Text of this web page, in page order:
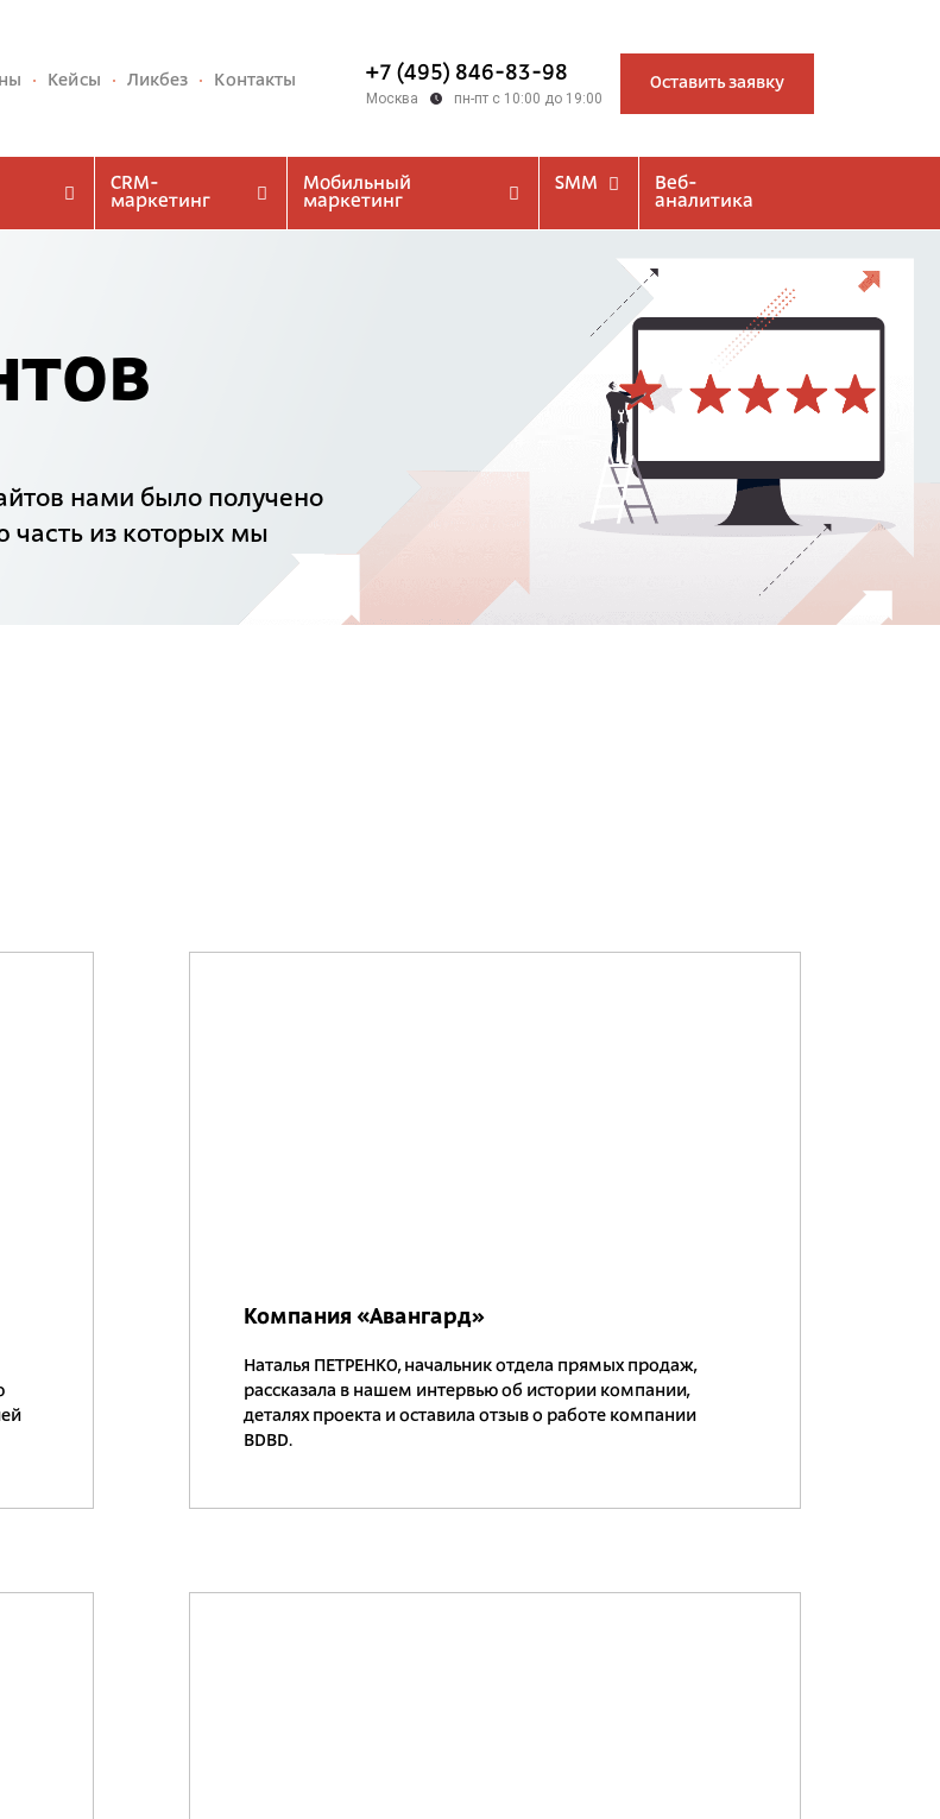
Кейсы Ликбез Контакты +7 (495) 846-83-98
Москва пн-пт с 10:00 до 19:00
Оставить заявку
CRM-
маркетинг
Мобильный
маркетинг
SMM
Веб-
аналитика
нами было получено
часть из которых мы
Компания «Авангард»
Наталья ПЕТРЕНКО, начальник отдела прямых продаж,
рассказала в нашем интервью об истории компании,
деталях проекта и оставила отзыв о работе компании
BDBD.